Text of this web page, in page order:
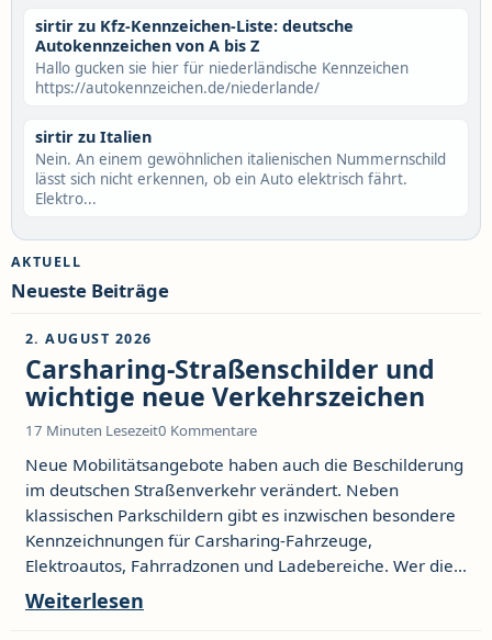
sirtir zu Kfz-Kennzeichen-Liste: deutsche
Autokennzeichen von A bis Z
Hallo gucken sie hier für niederländische Kennzeichen
https://autokennzeichen.de/niederlande/
sirtir zu Italien
Nein. An einem gewöhnlichen italienischen Nummernschild
lässt sich nicht erkennen, ob ein Auto elektrisch fährt.
Elektro...
AKTUELL
Neueste Beiträge
2. AUGUST 2026
Carsharing-Straßenschilder und
wichtige neue Verkehrszeichen
17 Minuten Lesezeit0 Kommentare
Neue Mobilitätsangebote haben auch die Beschilderung
im deutschen Straßenverkehr verändert. Neben
klassischen Parkschildern gibt es inzwischen besondere
Kennzeichnungen für Carsharing-Fahrzeuge,
Elektroautos, Fahrradzonen und Ladebereiche. Wer die...
Weiterlesen